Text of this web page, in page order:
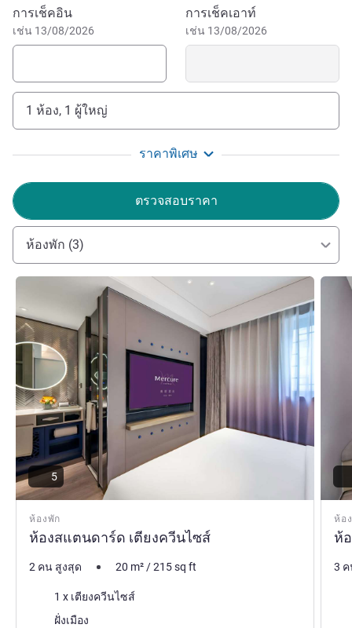
จองโรงแรมนี้
การเช็คอิน
เช่น 13/08/2026
การเช็คเอาท์
เช่น 13/08/2026
1 ห้อง, 1 ผู้ใหญ่
ราคาพิเศษ
ตรวจสอบราคา
ห้องพัก (3)
ห้องพัก
ห้องสแตนดาร์ด เตียงควีนไซส์
ดูรายละเอียด
5
2 คน สูงสุด 20 m²/215sq ft
เครื่องนอน
1 x เตียงควีนไซส์
ฝั่งเมือง
ห้อ
ห้
ดูราย
3